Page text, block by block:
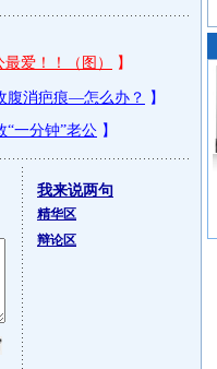
我来说两句
精华区
辩论区